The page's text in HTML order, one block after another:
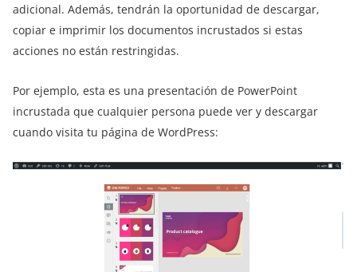
adicional. Además, tendrán la oportunidad de descargar,
copiar e imprimir los documentos incrustados si estas
acciones no están restringidas.
Por ejemplo, esta es una presentación de PowerPoint
incrustada que cualquier persona puede ver y descargar
cuando visita tu página de WordPress: